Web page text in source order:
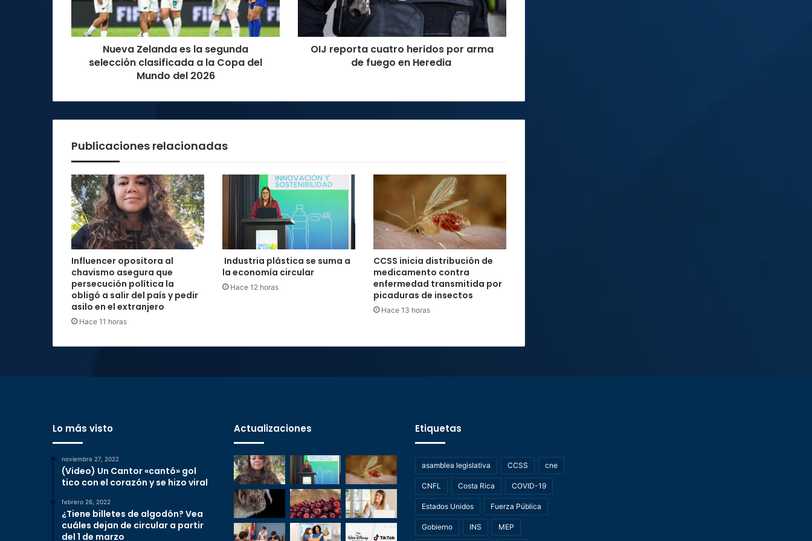
clasificada
la
2026
Nueva Zelanda es la segunda
selección clasificada a la Copa del
Mundo del 2026
fuego
en
Heredia
OIJ reporta cuatro heridos por arma
de fuego en Heredia
Publicaciones relacionadas
Influencer opositora al
chavismo asegura que
persecución política la
obligó a salir del país y pedir
asilo en el extranjero
Hace 11 horas
Industria plástica se suma a
la economía circular
Hace 12 horas
CCSS inicia distribución de
medicamento contra
enfermedad transmitida por
picaduras de insectos
Hace 13 horas
Lo más visto
noviembre 27, 2022
(Video) Un Cantor «cantó» gol
tico con el corazón y se hizo viral
febrero 26, 2022
¿Tiene billetes de algodón? Vea
cuáles dejan de circular a partir
del 1 de marzo
Actualizaciones Etiquetas
asamblea legislativa CCSS cne
CNFL Costa Rica COVID-19
Estados Unidos Fuerza Pública
Gobierno INS MEP